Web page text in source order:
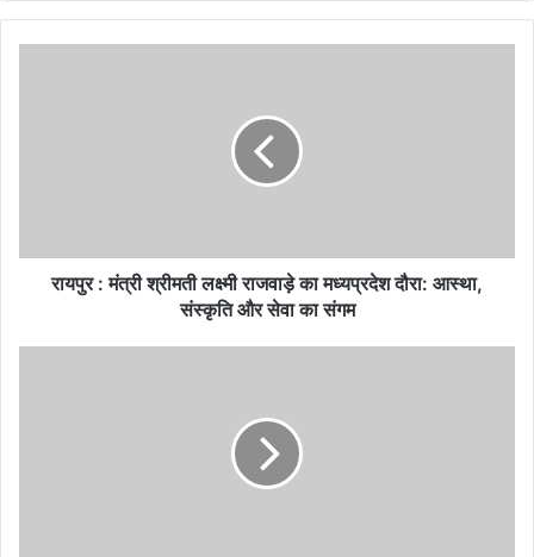
रायपुर : मंत्री श्रीमती लक्ष्मी राजवाड़े का मध्यप्रदेश दौरा: आस्था,
संस्कृति और सेवा का संगम